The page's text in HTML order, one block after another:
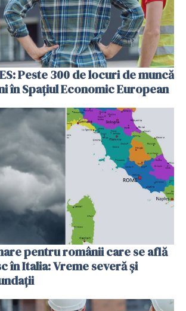
Peste 300 de locuri de muncă
în Spațiul Economic European
pentru românii care se află
în Italia: Vreme severă și